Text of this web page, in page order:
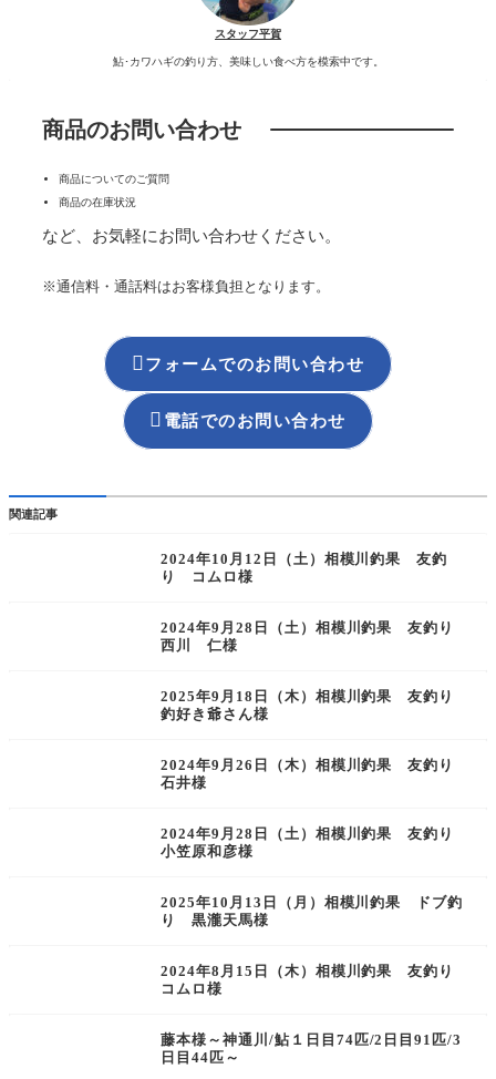
スタッフ平賀
鮎･カワハギの釣り方、美味しい食べ方を模索中です。
商品のお問い合わせ
商品についてのご質問
商品の在庫状況
など、お気軽にお問い合わせください。
※通信料・通話料はお客様負担となります。
 フォームでのお問い合わせ
 電話でのお問い合わせ
関連記事
2024年10月12日（土）相模川釣果 友釣
り コムロ様
2024年9月28日（土）相模川釣果 友釣り
西川 仁様
2025年9月18日（木）相模川釣果 友釣り
釣好き爺さん様
2024年9月26日（木）相模川釣果 友釣り
石井様
2024年9月28日（土）相模川釣果 友釣り
小笠原和彦様
2025年10月13日（月）相模川釣果 ドブ釣
り 黒瀧天馬様
2024年8月15日（木）相模川釣果 友釣り
コムロ様
藤本様～神通川/鮎１日目74匹/2日目91匹/3
日目44匹～